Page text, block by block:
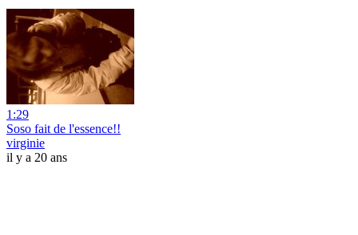
1:29
Soso fait de l'essence!!
virginie
il y a 20 ans